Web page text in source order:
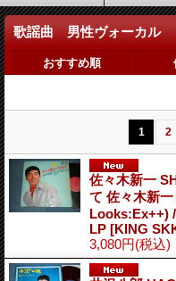
歌謡曲 男性ヴォーカル
おすすめ順
1 2
佐々木新一
て 佐々木新
Looks:Ex++)
LP [KING
3,080円(税込)